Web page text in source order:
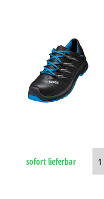
sofort lieferbar